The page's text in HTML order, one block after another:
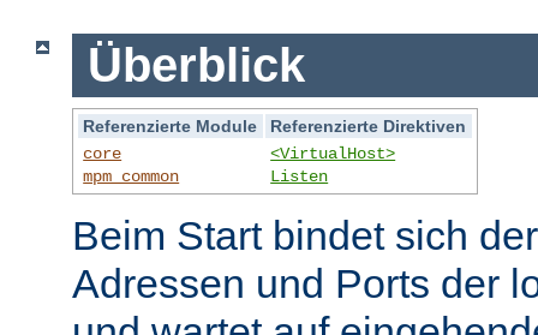
Überblick
Referenzierte Module
Referenzierte Direktiven
core
mpm_common
<VirtualHost>
Listen
Beim Start bindet sich
Adressen und Ports der